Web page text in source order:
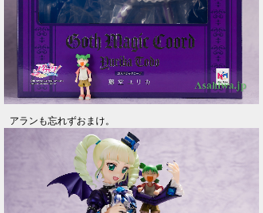
アランも忘れずおまけ。